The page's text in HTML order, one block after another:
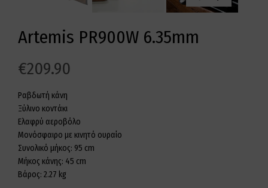
Artemis PR900W 6.35mm
€209.90
Ραβδωτή κάνη
Ξύλινο κοντάκι
Ελαφρύ αεροβόλο
Μονόσφαιρο με κινητό ουραίο
Συνολικό μήκος: 95 cm
Μήκος κάνης: 45 cm
Βάρος: 2.27 kg